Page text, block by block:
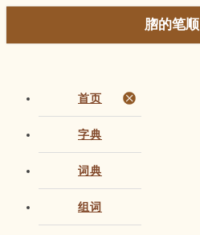
脗的笔顺
首页
字典
词典
组词